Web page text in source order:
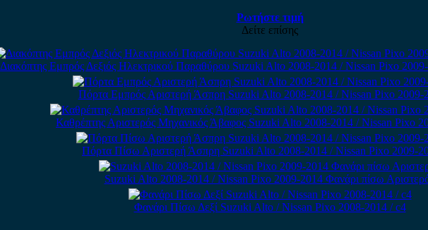
Ρωτήστε τιμή
Δείτε επίσης
Διακόπτης Εμπρός Δεξιός Ηλεκτρικού Παραθύρου Suzuki Alto 2008-2014 / Nissan Pixo
Πόρτα Εμπρός Αριστερή Άσπρη Suzuki Alto 2008-2014 / Nissan Pixo 2009-
Καθρέπτης Αριστερός Μηχανικός Άβαφος Suzuki Alto 2008-2014 / Nissan Pixo
Πόρτα Πίσω Αριστερή Άσπρη Suzuki Alto 2008-2014 / Nissan Pixo 2009-
Suzuki Alto 2008-2014 / Nissan Pixo 2009-2014 Φανάρι πίσω
Φανάρι Πίσω Δεξί Suzuki Alto / Nissan Pixo 2008-2014 / c4